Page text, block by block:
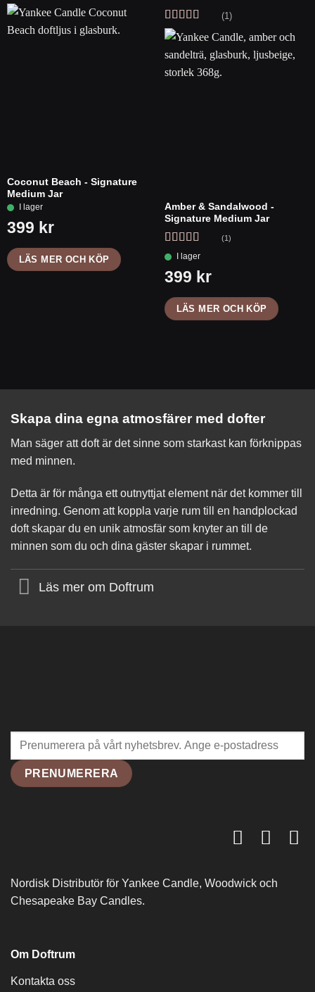
Coconut Beach - Signature
Medium Jar
LÄS MER OCH KÖP
Betygsatt
5
av 5
(1)
Amber & Sandalwood -
Signature Medium Jar
Betygsatt
(1)
LÄS MER OCH KÖP
Skapa dina egna atmosfärer med dofter
Man säger att doft är det sinne som starkast kan förknippas
med minnen.
Detta är för många ett outnyttjat element när det kommer till
inredning. Genom att koppla varje rum till en handplockad
doft skapar du en unik atmosfär som knyter an till de
minnen som du och dina gäster skapar i rummet.
Läs mer om Doftrum
Nordisk Distributör för Yankee Candle, Woodwick och
Chesapeake Bay Candles.
Om Doftrum
Kontakta oss